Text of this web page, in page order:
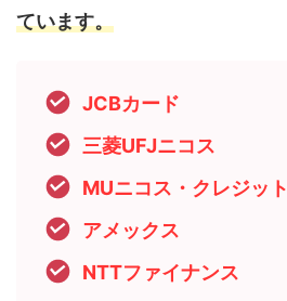
ています。
JCBカード
三菱UFJニコス
MUニコス・クレジット
アメックス
NTTファイナンス